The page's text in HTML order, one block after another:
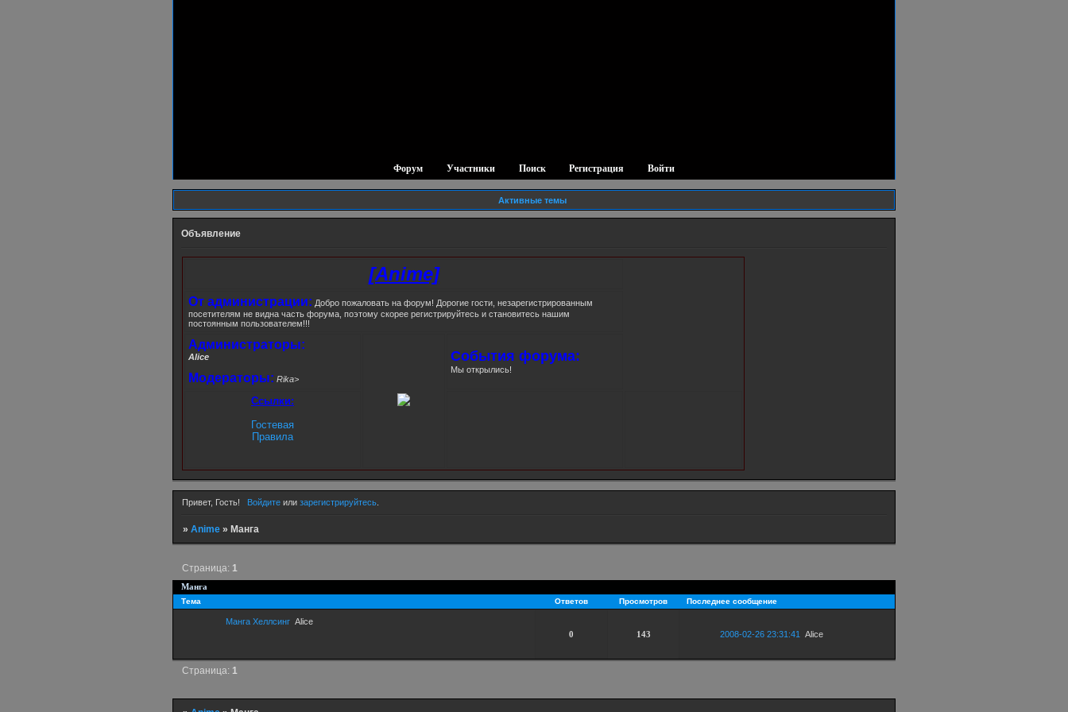
Форум Участники Поиск Регистрация Войти
Активные темы
Объявление
[Anime]
От администрации: Добро пожаловать на форум! Дорогие гости, незарегистрированным
посетителям не видна часть форума, поэтому скорее регистрируйтесь и становитесь нашим
постоянным пользователем!!!
Администраторы:
Alice
Модераторы: Rika>
События форума:
Мы открылись!
Ссылки:
Гостевая
Правила
Привет, Гость! Войдитеили зарегистрируйтесь.
»Anime » Манга
Манга
Страница: 1
Тема Ответов Просмотров Последнее сообщение
Манга Хеллсинг Alice
0
143 2008-02-26 23:31:41 Alice
Страница: 1